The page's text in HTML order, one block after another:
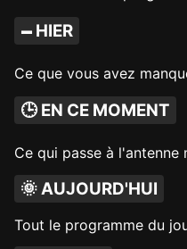
🗕 HIER
Ce que vous avez
🕒 EN CE MOMENT
Ce qui passe à l'antenne
🌞 AUJOURD'HUI
Tout le programme du